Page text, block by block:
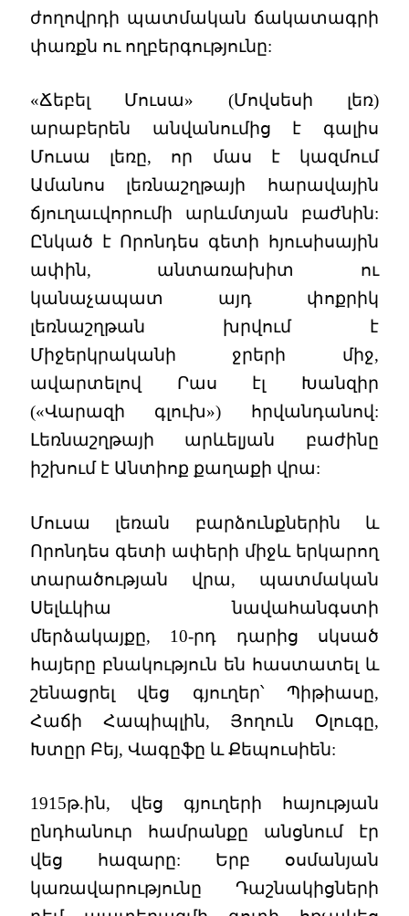
ժողովրդի պատմական ճակատագրի
փառքն ու ողբերգությունը:
«Ճեբել Մուսա» (Մովսեսի լեռ)
արաբերեն անվանումից է գալիս
Մուսա լեռը, որ մաս է կազմում
Ամանոս լեռնաշղթայի հարավային
ճյուղաւվորումի արևմտյան բաժնին:
Ընկած է Որոնդես գետի հյուսիսային
ափին, անտառախիտ ու
կանաչապատ այդ փոքրիկ
լեռնաշղթան խրվում է
Միջերկրականի ջրերի միջ,
ավարտելով Րաս էլ Խանզիր
(«Վարազի գլուխ») հրվանդանով:
Լեռնաշղթայի արևելյան բաժինը
իշխում է Անտիոք քաղաքի վրա:
Մուսա լեռան բարձունքներին և
Որոնդես գետի ափերի միջև երկարող
տարածության վրա, պատմական
Սելևկիա նավահանգստի
մերձակայքը, 10-րդ դարից սկսած
հայերը բնակություն են հաստատել և
շենացրել վեց գյուղեր՝ Պիթիասը,
Հաճի Հապիպլին, Յողուն Օլուգը,
Խտըր Բեյ, Վագըֆը և Քեպուսիեն:
1915թ.ին, վեց գյուղերի հայության
ընդհանուր համրանքը անցնում էր
վեց հազարը: Երբ օսմանյան
կառավարությունը Դաշնակիցների